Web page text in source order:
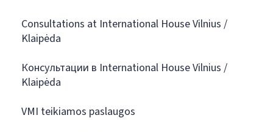
Consultations at International House Vilnius /
Klaipėda
Консультации в International House Vilnius /
Klaipėda
VMI teikiamos paslaugos